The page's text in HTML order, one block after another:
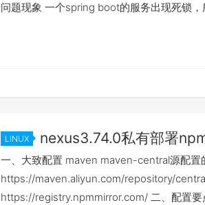
问题现象 一个spring boot的服务出现死锁
LINUX
nexus3.74.0私有部署
的常见问题
一、大致配置 maven maven-central源配置
https://maven.aliyun.com/repository/
https://registry.npmmirror.com/ 二、配置要